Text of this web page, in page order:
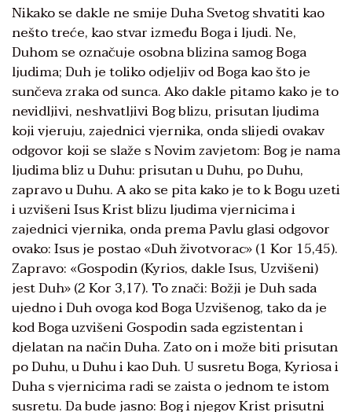
Nikako se dakle ne smije Duha Svetog shvatiti kao
nešto treće, kao stvar između Boga i ljudi. Ne,
Duhom se označuje osobna blizina samog Boga
ljudima; Duh je toliko odjeljiv od Boga kao što je
sunčeva zraka od sunca. Ako dakle pitamo kako je to
nevidljivi, neshvatljivi Bog blizu, prisutan ljudima
koji vjeruju, zajednici vjernika, onda slijedi ovakav
odgovor koji se slaže s Novim zavjetom: Bog je nama
ljudima bliz u Duhu: prisutan u Duhu, po Duhu,
zapravo u Duhu. A ako se pita kako je to k Bogu uzeti
i uzvišeni Isus Krist blizu ljudima vjernicima i
zajednici vjernika, onda prema Pavlu glasi odgovor
ovako: Isus je postao «Duh životvorac» (1 Kor 15,45).
Zapravo: «Gospodin (Kyrios, dakle Isus, Uzvišeni)
jest Duh» (2 Kor 3,17). To znači: Božji je Duh sada
ujedno i Duh ovoga kod Boga Uzvišenog, tako da je
kod Boga uzvišeni Gospodin sada egzistentan i
djelatan na način Duha. Zato on i može biti prisutan
po Duhu, u Duhu i kao Duh. U susretu Boga, Kyriosa i
Duha s vjernicima radi se zaista o jednom te istom
susretu. Da bude jasno: Bog i njegov Krist prisutni